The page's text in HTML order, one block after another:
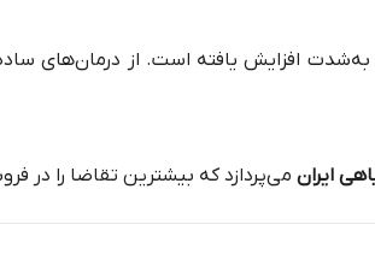
به‌شدت افزایش یافته است. از درمان‌های
ایران می‌پردازد که بیشترین تقاضا را در